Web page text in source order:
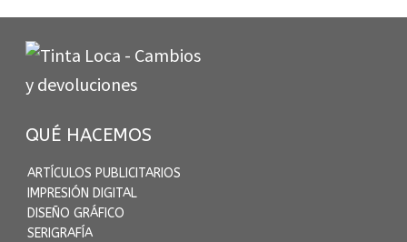
QUÉ HACEMOS
ARTÍCULOS PUBLICITARIOS
IMPRESIÓN DIGITAL
DISEÑO GRÁFICO
SERIGRAFÍA